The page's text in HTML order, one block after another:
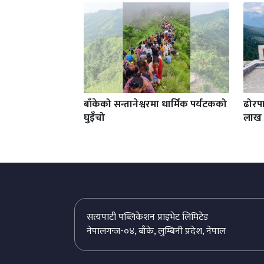
बाँकेको सन्तानेश्वरमा धार्मिक पर्यटकको
घुइँचो
लाख
सत्यपाटी पब्लिकेशन प्राइभेट लिमिटेड
नेपालगन्ज-०४, बाँके, लुम्बिनी प्रदेश, नेपाल